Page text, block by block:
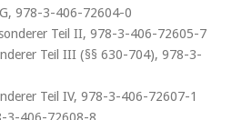
978-3-406-72604-0
Teil II, 978-3-406-72605-7
Teil III (§§ 630-704), 978-3-
Teil IV, 978-3-406-72607-1